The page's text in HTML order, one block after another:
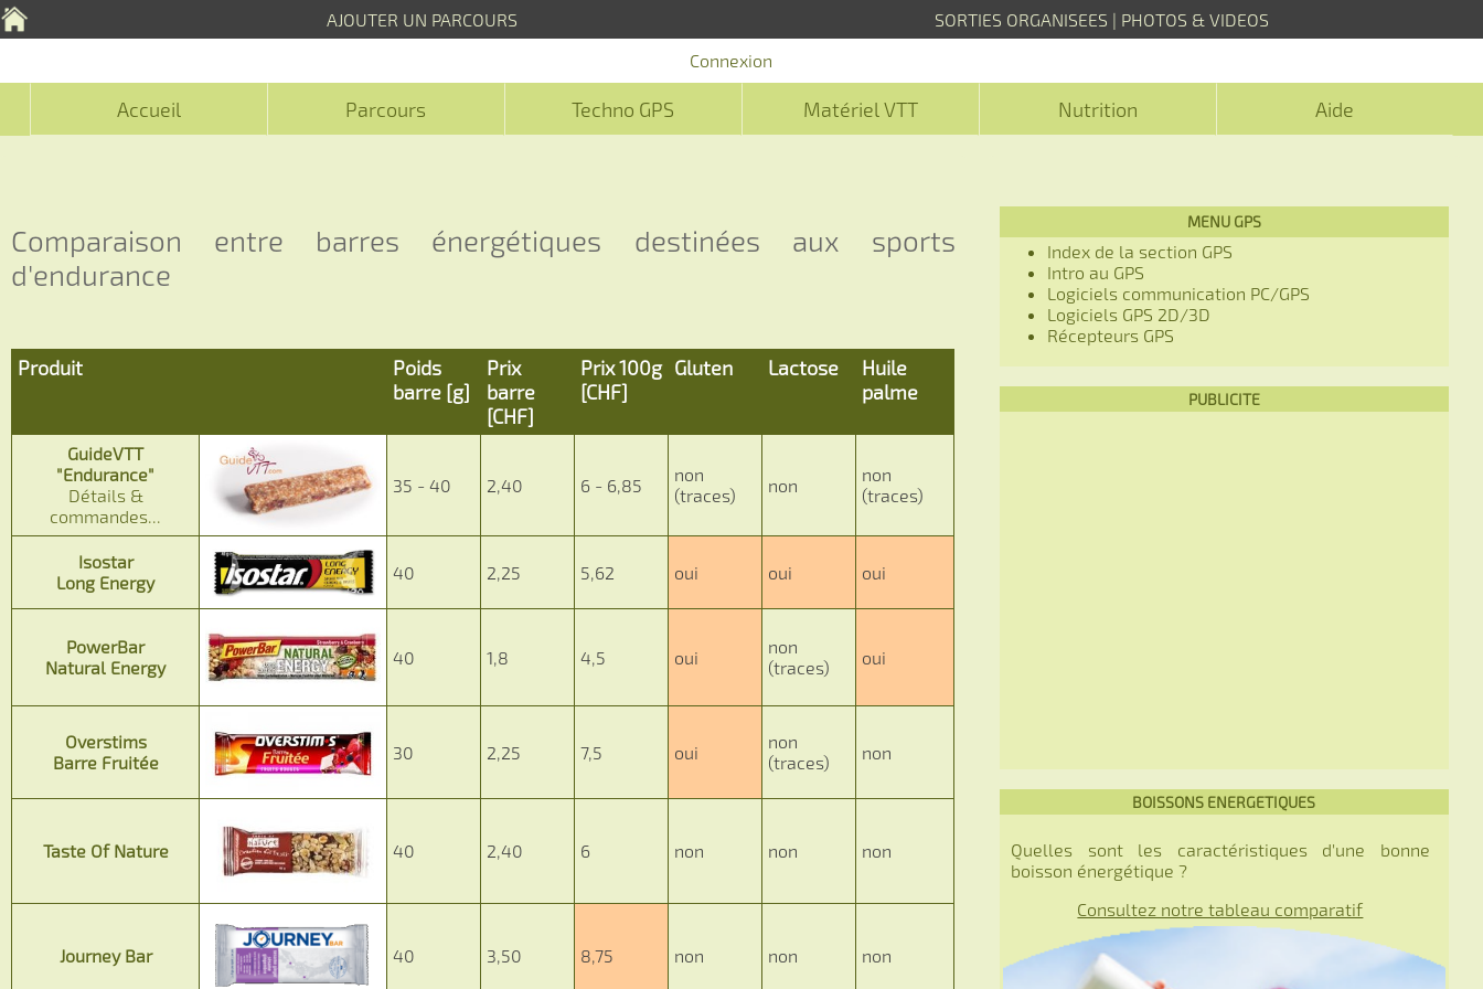
AJOUTER UN PARCOURS SORTIES ORGANISEES | PHOTOS & VIDEOS
Connexion
Accueil Parcours Techno GPS Matériel VTT Nutrition Aide
Comparaison entre barres énergétiques destinées aux sports
d'endurance
Produit
Poids
barre [g]
Prix
barre
[CHF]
Prix 100g
[CHF]
Gluten Lactose
Huile
palme
GuideVTT
"Endurance"
Détails &
commandes...
35 - 40 2,40 6 - 6,85
non
(traces)
non
non
(traces)
Isostar
Long Energy
40 2,25 5,62 oui oui oui
PowerBar
Natural Energy
40 1,8 4,5 oui
non
(traces)
oui
Overstims
Barre Fruitée
30 2,25 7,5 oui
non
(traces)
non
Taste Of Nature 40 2,40 6 non non non
Journey Bar 40 3,50 8,75 non non non
MENU GPS
Index de la section GPS
Intro au GPS
Logiciels communication PC/GPS
Logiciels GPS 2D/3D
Récepteurs GPS
PUBLICITE
BOISSONS ENERGETIQUES
Quelles sont les caractéristiques d'une bonne
boisson énergétique ?
Consultez notre tableau comparatif